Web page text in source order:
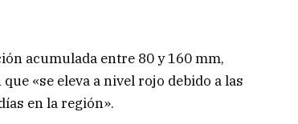
acumulada entre 80 y 160 mm,
«se eleva a nivel rojo debido a las
en la región».